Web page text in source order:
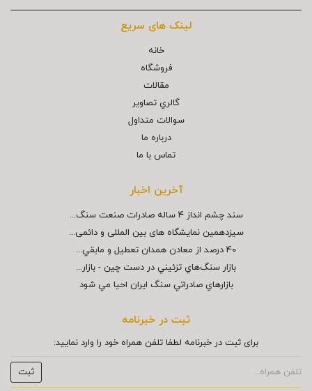
لینک های سریع
خانه
فروشگاه
مقالات
گالري تصاوير
سوالات متداول
درباره ما
تماس با ما
آخرین اخبار
سند چشم انداز ۴ ساله صادرات صنعت سنگ...
سیزدهمین نمایشگاه های بین المللی و دائمی...
40 درصد از معادن همدان تعطيل و مابقي...
بازار سنگ‌هاي تزئيني در دست چين - بازار...
بازارهاي صادراتي سنگ ايران احيا مي شود
ثبت در خبرنامه
برای ثبت در خبرنامه لطفا تلفن همراه خود را وارد نمایید: